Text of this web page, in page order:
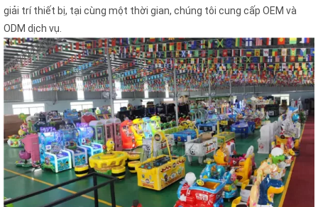
giải trí thiết bị, tại cùng một thời gian, chúng tôi cung cấp OEM và
ODM dịch vụ.